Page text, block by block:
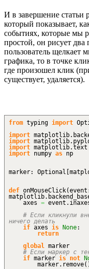
И в завершение статьи
который показывает,
событиях, которые мы
простой, он рисует два
пользователь щелкает
графика, то в точке
где произошел клик
существует, удаляется).
from typing import
import matplotlib.
import matplotlib.
import matplotlib.text
import numpy as np
marker: Optional
def onMouseClick(
matplotlib.
axes = event.
# Если кликнули
ничего делать
if axes is None:
return
global marker
# Если маркер с
if marker is not
marker. remove(